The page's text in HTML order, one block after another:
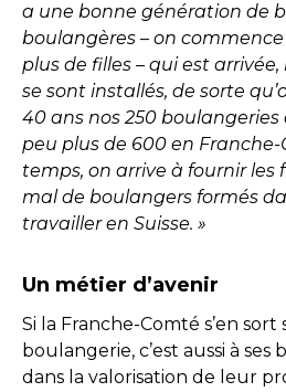
a une bonne génération de
boulangères – on
plus de filles – qui est
se sont installés, de sorte
40 ans nos 250
peu plus de 600 en
temps, on arrive à fournir les
mal de boulangers formés
travailler en Suisse. »
Un métier d’avenir
Si la Franche-Comté s’en sort
boulangerie, c’est aussi à ses
dans la valorisation de leur